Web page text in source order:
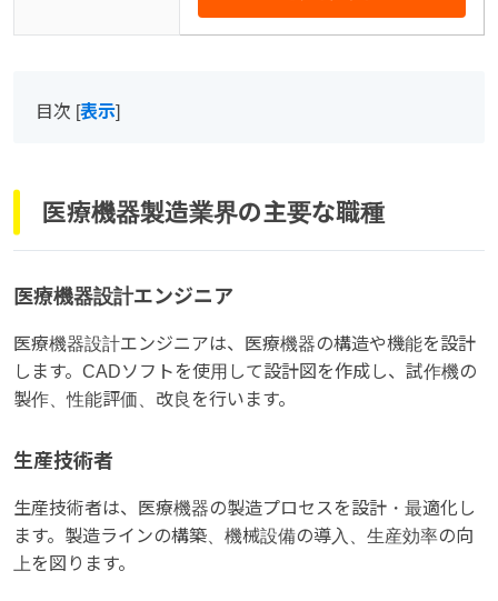
目次 [表示]
医療機器製造業界の主要な職種
医療機器設計エンジニア
医療機器設計エンジニアは、医療機器の構造や機能を設計
します。CADソフトを使用して設計図を作成し、試作機の
製作、性能評価、改良を行います。
生産技術者
生産技術者は、医療機器の製造プロセスを設計・最適化し
ます。製造ラインの構築、機械設備の導入、生産効率の向
上を図ります。